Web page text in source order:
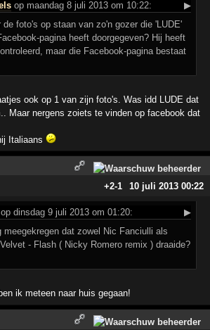
op maandag 8 juli 2013 om 10:22:
▶
de foto's op staan van zo'n gozer die 'LUDE'
pagina heeft doorgegeven? Hij heeft
maar die Facebook-pagina bestaat
ook op 1 van zijn foto's. Was idd LUDE dat
Maar nergens zoiets te vinden op facebook dat
Italiaans
+2-1 10 juli 2013 00:22
op dinsdag 9 juli 2013 om 01:20:
▶
meegekregen dat zowel Nic Fanciulli als
- Flash ( Nicky Romero remix ) draaide?
ik meteen naar huis gegaan!